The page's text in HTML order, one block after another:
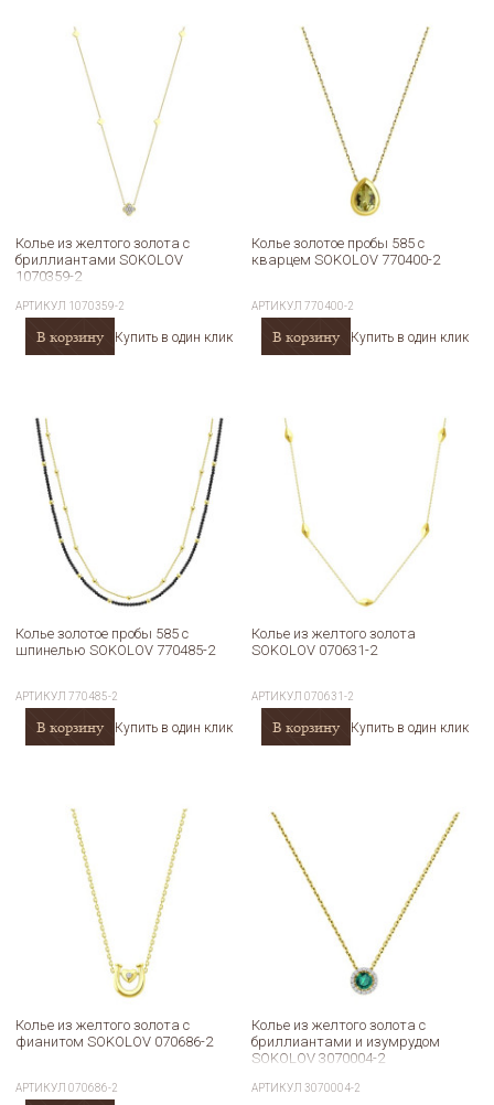
Колье из желтого золота с
бриллиантами SOKOLOV
1070359-2
АРТИКУЛ 1070359-2
В корзину Купить в один клик
Колье золотое пробы 585 с
кварцем SOKOLOV 770400-2
АРТИКУЛ770400-2
В корзину Купить в один клик
Колье золотое пробы 585 с
шпинелью SOKOLOV 770485-2
АРТИКУЛ770485-2
В корзину Купить в один клик
Колье из желтого золота
SOKOLOV 070631-2
АРТИКУЛ070631-2
В корзину Купить в один клик
Колье из желтого золота с
фианитом SOKOLOV 070686-2
АРТИКУЛ070686-2
Колье из желтого золота с
бриллиантами и изумрудом
SOKOLOV 3070004-2
АРТИКУЛ 3070004-2